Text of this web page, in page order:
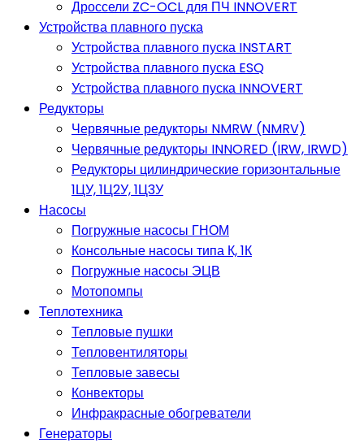
Дроссели ZC-OCL для ПЧ INNOVERT
Устройства плавного пуска
Устройства плавного пуска INSTART
Устройства плавного пуска ESQ
Устройства плавного пуска INNOVERT
Редукторы
Червячные редукторы NMRW (NMRV)
Червячные редукторы INNORED (IRW, IRWD)
Редукторы цилиндрические горизонтальные
1ЦУ, 1Ц2У, 1Ц3У
Насосы
Погружные насосы ГНОМ
Консольные насосы типа К, 1К
Погружные насосы ЭЦВ
Мотопомпы
Теплотехника
Тепловые пушки
Тепловентиляторы
Тепловые завесы
Конвекторы
Инфракрасные обогреватели
Генераторы